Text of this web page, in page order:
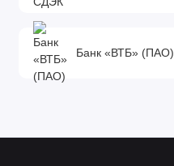
Банк «ВТБ» (ПАО)